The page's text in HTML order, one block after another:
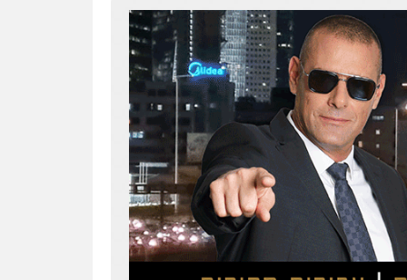
אחסון אתרים
מהירות הגנה גיבוי
תמיכה שירותים מקצועיים
לעורכי דין
מרכז התחלה חדשה
אסירים עבירות מין
שירותים מקצועיים לעורכי
דין
0544500346
מאיה בלום, עו"ס,
טיפול ושיקום
טיפול בהתמכרויות